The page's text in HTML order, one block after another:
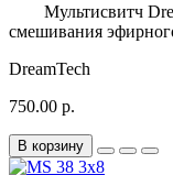
Мультисвитч
смешивания
DreamTech
750.00 р.
В корзину